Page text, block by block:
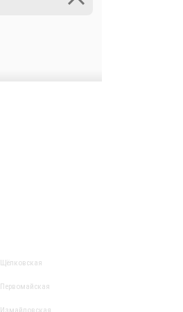
Щёлковская
Первомайская
Измайловская